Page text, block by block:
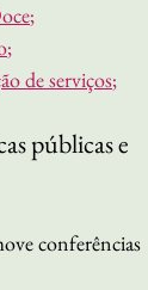
;
;
de serviços;
públicas e
conferências